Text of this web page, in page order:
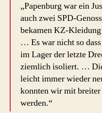
„Papenburg war ein
auch zwei SPD-
bekamen KZ-Kleidung
… Es war nicht so
im Lager der letzte
ziemlich isoliert. …
leicht immer wieder
konnten wir mit
werden.“